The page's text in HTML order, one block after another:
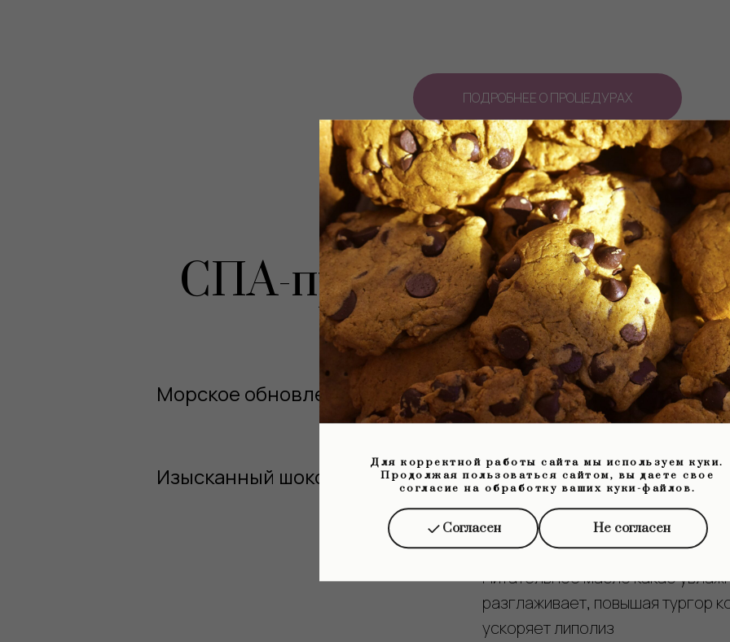
ПОДРОБНЕЕ О ПРОЦЕДУРАХ
СПА-программы по
Морское обновление (Thalgo)
кожа идеально гладкая и
интенсивным процедурам
Изысканный шоколад
ароматерапия способствует
психоэмоционального
каротин обеспечивает
отмирающих частиц с кожного
Питательное масло какао
разглаживает, повышая тургор
ускоряет липолиз
Для корректной работы сайта мы используем куки.
Продолжая пользоваться сайтом, вы даете свое
согласие на обработку ваших куки-файлов.
Согласен Не согласен